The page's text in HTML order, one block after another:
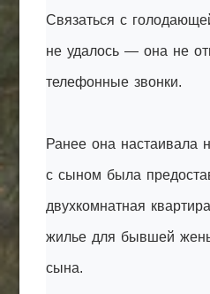
Связаться с
не удалось — она не
телефонные звонки.
Ранее она настаивала
с сыном была
двухкомнатная
жилье для бывшей
сына.